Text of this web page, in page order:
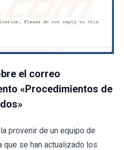
el correo
«Procedimientos de
provenir de un equipo de
se han actualizado los